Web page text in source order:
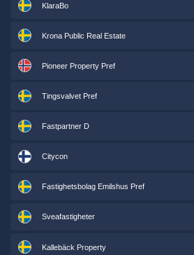
KlaraBo
Krona Public Real Estate
Pioneer Property Pref
Tingsvalvet Pref
Fastpartner D
Citycon
Fastighetsbolag Emilshus Pref
Sveafastigheter
Kallebäck Property